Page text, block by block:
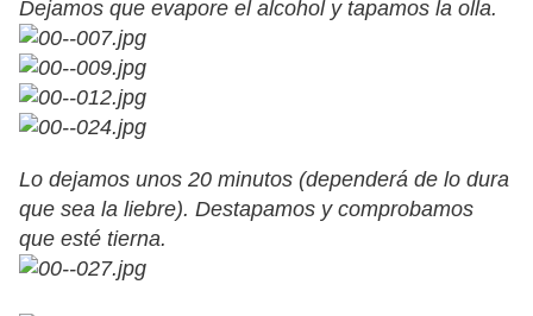
Dejamos que evapore el alcohol y tapamos la olla.
Lo dejamos unos 20 minutos (dependerá de lo dura
que sea la liebre). Destapamos y comprobamos
que esté tierna.